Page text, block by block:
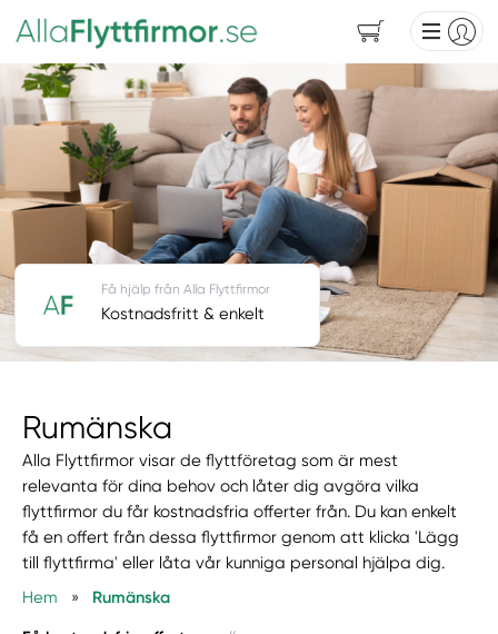
Rumänska
Alla Flyttfirmor visar de flyttföretag som är mest
relevanta för dina behov och låter dig avgöra vilka
flyttfirmor du får kostnadsfria offerter från. Du kan enkelt
få en offert från dessa flyttfirmor genom att klicka 'Lägg
till flyttfirma' eller låta vår kunniga personal hjälpa dig.
Hem
» Rumänska
Få hjälp från Alla Flyttfirmor
Kostnadsfritt & enkelt